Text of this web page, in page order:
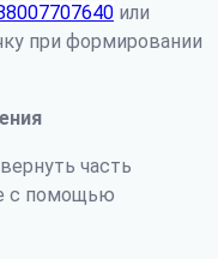
или
при формировании
часть
с помощью